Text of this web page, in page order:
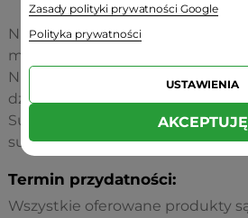
Nie przekraczać zalecanej porcji
mg).
Nie zaleca się kobietom w ciąży,
dzieciom.
Suplement diety nie może być
substytut zróżnicowanej diety.
Termin przydatności:
Wszystkie oferowane produkty
Zasady polityki prywatności Google
Polityka prywatności
USTAWIENIA
AKCEPTUJĘ